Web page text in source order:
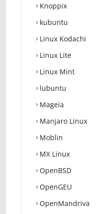
Knoppix
kubuntu
Linux Kodachi
Linux Lite
Linux Mint
lubuntu
Mageia
Manjaro Linux
Moblin
MX Linux
OpenBSD
OpenGEU
OpenMandriva